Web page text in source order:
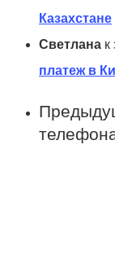
Казахстане
Светлана к
платеж в